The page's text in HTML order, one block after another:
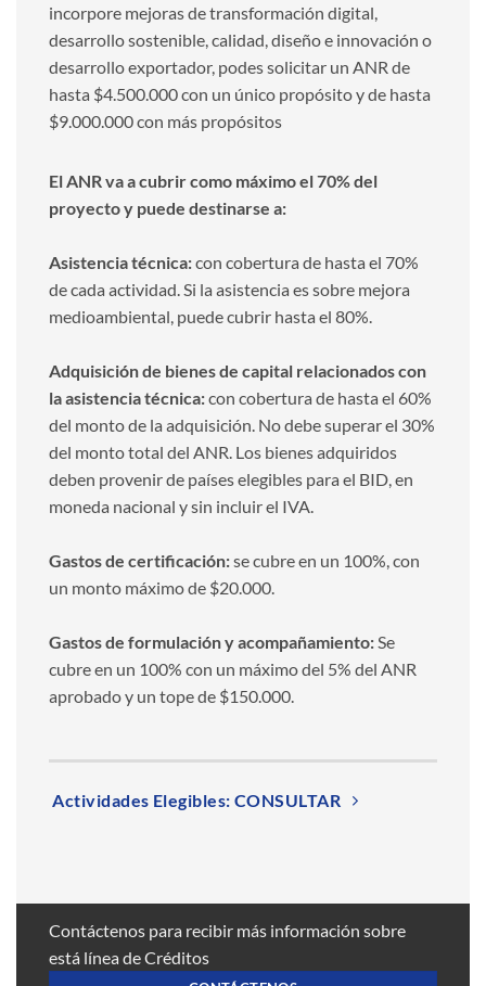
incorpore mejoras de transformación digital,
desarrollo sostenible, calidad, diseño e innovación o
desarrollo exportador, podes solicitar un ANR de
hasta $4.500.000 con un único propósito y de hasta
$9.000.000 con más propósitos
El ANR va a cubrir como máximo el 70% del
proyecto y puede destinarse a:
Asistencia técnica:con cobertura de hasta el 70%
de cada actividad. Si la asistencia es sobre mejora
medioambiental, puede cubrir hasta el 80%.
Adquisición de bienes de capital relacionados con
la asistencia técnica:con cobertura de hasta el 60%
del monto de la adquisición. No debe superar el 30%
del monto total del ANR. Los bienes adquiridos
deben provenir de países elegibles para el BID, en
moneda nacional y sin incluir el IVA.
Gastos de certificación:se cubre en un 100%, con
un monto máximo de $20.000.
Gastos de formulación y acompañamiento:Se
cubre en un 100% con un máximo del 5% del ANR
aprobado y un tope de $150.000.
Actividades Elegibles: CONSULTAR
Contáctenos para recibir más información sobre
está línea de Créditos